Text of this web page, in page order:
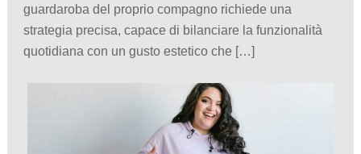
guardaroba del proprio compagno richiede una
strategia precisa, capace di bilanciare la funzionalità
quotidiana con un gusto estetico che […]